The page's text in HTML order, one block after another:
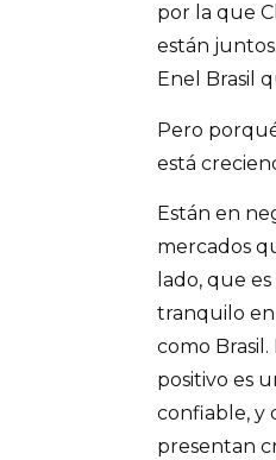
por la que
están
Enel Brasil
Pero
está
Están en
mercados
lado, que
tranquilo en
como
positivo es
confiable, y
presentan